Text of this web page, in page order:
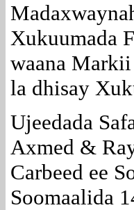
Xukuumada
waana
la dhisay
Ujeedada
Axmed &
Carbeed ee
Soomaalida